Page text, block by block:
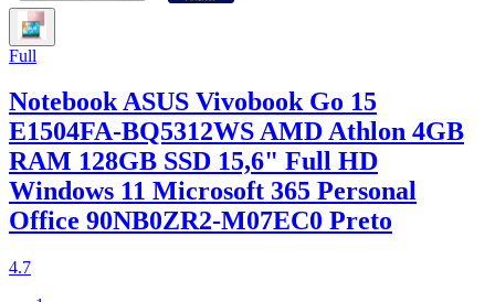
Full
Notebook ASUS Vivobook Go 15
E1504FA-BQ5312WS AMD Athlon 4GB
RAM 128GB SSD 15,6" Full HD
Windows 11 Microsoft 365 Personal
Office 90NB0ZR2-M07EC0 Preto
4.7